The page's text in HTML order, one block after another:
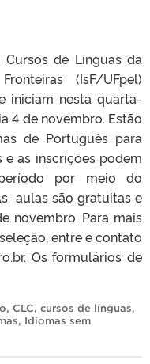
de Línguas da
(IsF/UFpel)
iniciam nesta quarta-
4 de novembro. Estão
de Português para
e as inscrições podem
por meio do
aulas são gratuitas e
novembro. Para mais
entre e contato
Os formulários de
, CLC, cursos de línguas,
, Idiomas sem